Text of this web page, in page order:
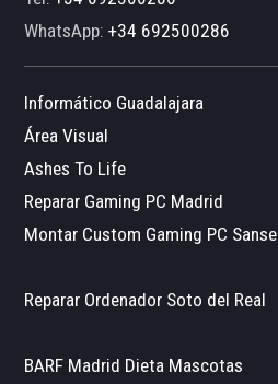
WhatsApp:+34 692500286
Informático Guadalajara
Área Visual
Ashes To Life
Reparar Gaming PC Madrid
Montar Custom Gaming PC Sanse
Reparar Ordenador Soto del Real
BARF Madrid Dieta Mascotas